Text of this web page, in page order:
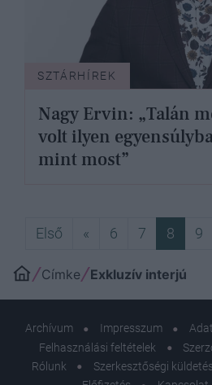
SZTÁRHÍREK
Nagy Ervin: „Talán
volt ilyen
mint most”
Első Első
« Előző
6 7 8 9
Címke Exkluzív interjú
Archívum Impresszum
Felhasználási feltételek
Rólunk
Szerkesztőségi küldetés